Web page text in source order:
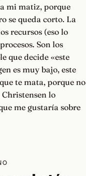
mi matiz, porque
se queda corto. La
recursos (eso lo
Son los
que decide «este
es muy bajo, este
te mata, porque no
Christensen lo
me gustaría sobre